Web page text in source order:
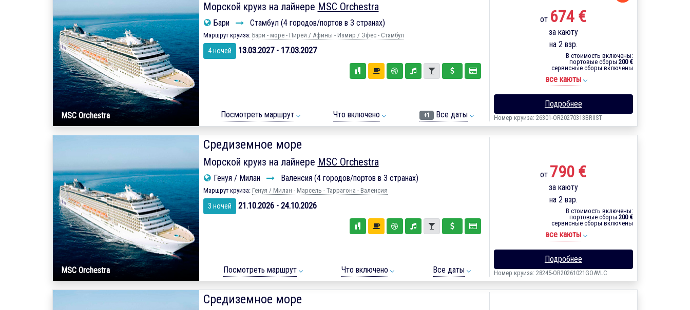
MSC Orchestra
Морской круиз на лайнере MSC Orchestra
Бари Стамбул (4 городов/портов в 3 странах)
Маршрут круиза: Бари - море - Пирей / Афины - Измир / Эфес - Стамбул
4 ночей 13.03.2027 - 17.03.2027
Посмотреть маршрут Что включено +1 Все даты
от 674 €
за каюту
на 2 взр.
В стоимость включены:
портовые сборы 200 €
сервисные сборы включены
все каюты
Подробнее
Номер круиза: 26301-OR20270313BRIIST
MSC Orchestra
Средиземное море
Морской круиз на лайнере MSC Orchestra
Генуя / Милан Валенсия (4 городов/портов в 3 странах)
Маршрут круиза: Генуя / Милан - Марсель - Таррагона - Валенсия
3 ночей 21.10.2026 - 24.10.2026
Посмотреть маршрут Что включено Все даты
от 790 €
за каюту
на 2 взр.
В стоимость включены:
портовые сборы 200 €
сервисные сборы включены
все каюты
Подробнее
Номер круиза: 28245-OR20261021GOAVLC
Средиземное море